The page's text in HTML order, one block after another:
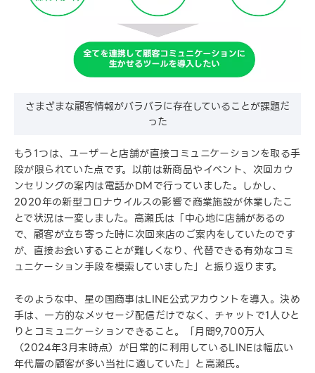
さまざまな顧客情報がバラバラに存在していることが課題だ
った
もう1つは、ユーザーと店舗が直接コミュニケーションを取る手
段が限られていた点です。以前は新商品やイベント、次回カウ
ンセリングの案内は電話かDMで行っていました。しかし、
2020年の新型コロナウイルスの影響で商業施設が休業したこ
とで状況は一変しました。高瀬氏は「中心地に店舗があるの
で、顧客が立ち寄った時に次回来店のご案内をしていたのです
が、直接お会いすることが難しくなり、代替できる有効なコミ
ュニケーション手段を模索していました」と振り返ります。
そのような中、星の国商事はLINE公式アカウントを導入。決め
手は、一方的なメッセージ配信だけでなく、チャットで1人ひと
りとコミュニケーションできること。「月間9,700万人
（2024年3月末時点）が日常的に利用しているLINEは幅広い
年代層の顧客が多い当社に適していた」と高瀬氏。